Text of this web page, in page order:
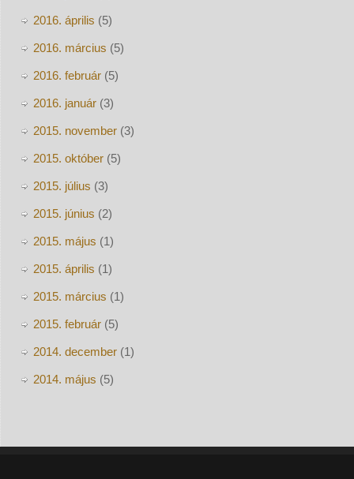
2016. április (5)
2016. március (5)
2016. február(5)
2016. január(3)
2015. november(3)
2015. október(5)
2015. július (3)
2015. június (2)
2015. május (1)
2015. április (1)
2015. március (1)
2015. február(5)
2014. december(1)
2014. május (5)